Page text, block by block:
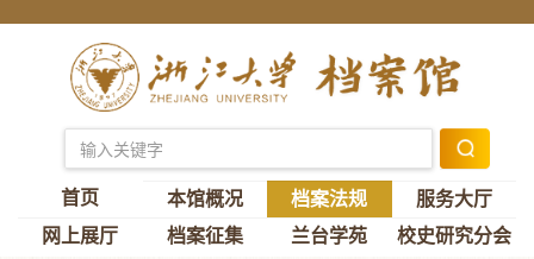
首页 本馆概况 档案法规
服务大厅
网上展厅
档案征集 兰台学苑 校史研究分会